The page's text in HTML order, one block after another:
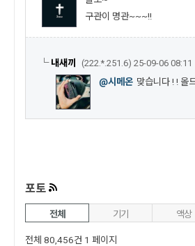
구관이 명관~~~!!
└ 내새끼 (222.*.251.6) 25-09-06 08:11
@시메온 맞습니다 ! ! 올
포토
전체 기기 액상
전체 80,456건 1 페이지